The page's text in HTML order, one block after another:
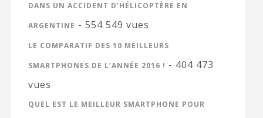
DANS UN ACCIDENT D’HÉLICOPTÈRE EN
ARGENTINE - 554 549 vues
LE COMPARATIF DES 10 MEILLEURS
SMARTPHONES DE L’ANNÉE 2016 ! - 404 473
vues
QUEL EST LE MEILLEUR SMARTPHONE POUR